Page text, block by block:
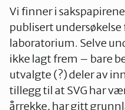
Vi finner i
publisert
laboratorium. Selve
ikke lagt frem – bare
utvalgte (?) deler av
tillegg til at SVG har
årrekke, har gitt